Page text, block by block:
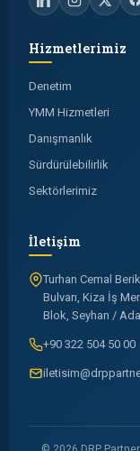
Hizmetlerimiz
Denetim
YMM Hizmetleri
Danışmanlık
Sürdürülebilirlik
Sektörlerimiz
İletişim
Turhan Cemal
Bulvarı, Kiza İş
Blok, Seyhan /
+90 322 504 50 00